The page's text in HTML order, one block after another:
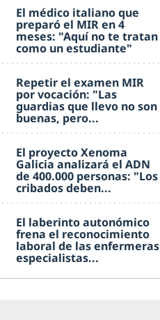
El médico italiano que
preparó el MIR en 4
meses: "Aquí no te tratan
como un estudiante"
Repetir el examen MIR
por vocación: "Las
guardias que llevo no son
buenas, pero...
El proyecto Xenoma
Galicia analizará el ADN
de 400.000 personas: "Los
cribados deben...
El laberinto autonómico
frena el reconocimiento
laboral de las enfermeras
especialistas...